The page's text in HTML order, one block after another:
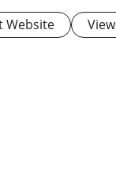
Website